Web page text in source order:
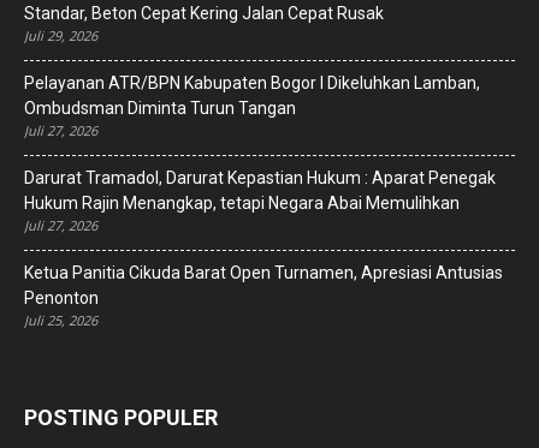
Standar, Beton Cepat Kering Jalan Cepat Rusak
Juli 29, 2026
Pelayanan ATR/BPN Kabupaten Bogor I Dikeluhkan Lamban,
Ombudsman Diminta Turun Tangan
Juli 27, 2026
Darurat Tramadol, Darurat Kepastian Hukum : Aparat Penegak
Hukum Rajin Menangkap, tetapi Negara Abai Memulihkan
Juli 27, 2026
Ketua Panitia Cikuda Barat Open Turnamen, Apresiasi Antusias
Penonton
Juli 25, 2026
POSTING POPULER